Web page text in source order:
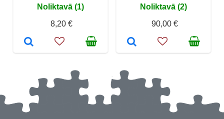
Noliktavā (1)
8,20 €
Noliktavā (2)
90,00 €